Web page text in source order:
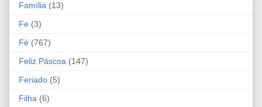
Família (13)
Fe (3)
Fé (767)
Feliz Páscoa (147)
Feriado (5)
Filha (6)